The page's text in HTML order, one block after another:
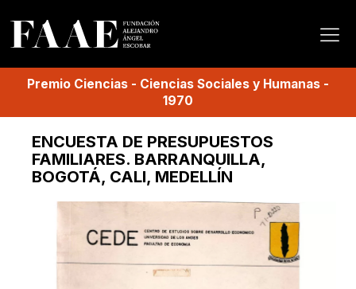
Premio Ciencias - Ciencias Sociales y Humanas -
1970
ENCUESTA DE PRESUPUESTOS
FAMILIARES. BARRANQUILLA,
BOGOTÁ, CALI, MEDELLÍN